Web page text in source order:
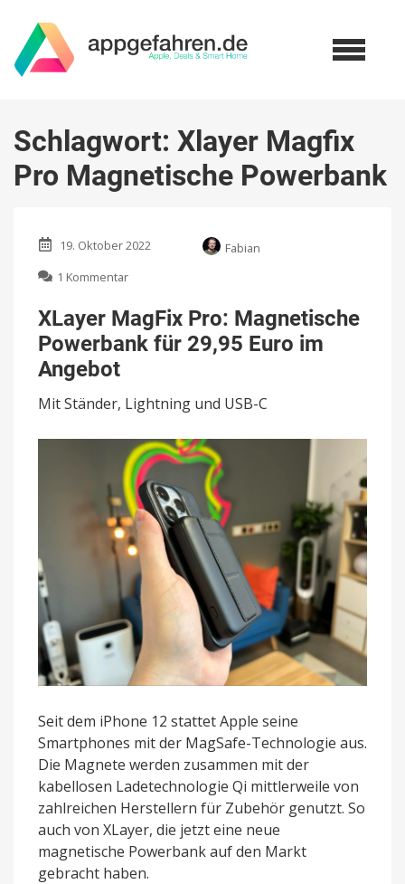
Schlagwort: Xlayer Magfix
Pro Magnetische Powerbank
19. Oktober 2022
Fabian
1 Kommentar
MagFix
Pro:
Magnetische
29,95
Euro
Angebot
XLayer MagFix Pro: Magnetische
Powerbank für 29,95 Euro im
Angebot
Mit Ständer, Lightning und USB-C
Seit dem iPhone 12 stattet Apple seine
Smartphones mit der MagSafe-Technologie aus.
Die Magnete werden zusammen mit der
kabellosen Ladetechnologie Qi mittlerweile von
zahlreichen Herstellern für Zubehör genutzt. So
auch von XLayer, die jetzt eine neue
magnetische Powerbank auf den Markt
gebracht haben.